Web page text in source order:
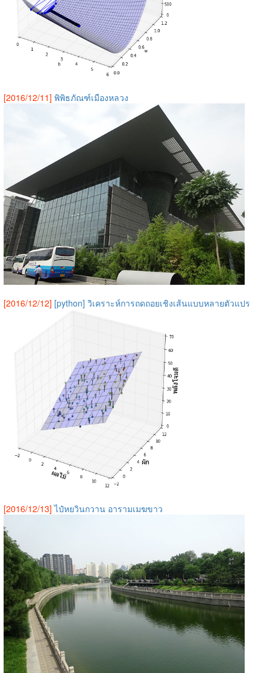
[2016/12/11] พิพิธภัณฑ์เมืองหลวง
[2016/12/12] [python] วิเคราะห์การถดถอยเชิงเส้นแบบหลายตัวแปร
[2016/12/13] ไป๋หยวินกวาน อารามเมฆขาว